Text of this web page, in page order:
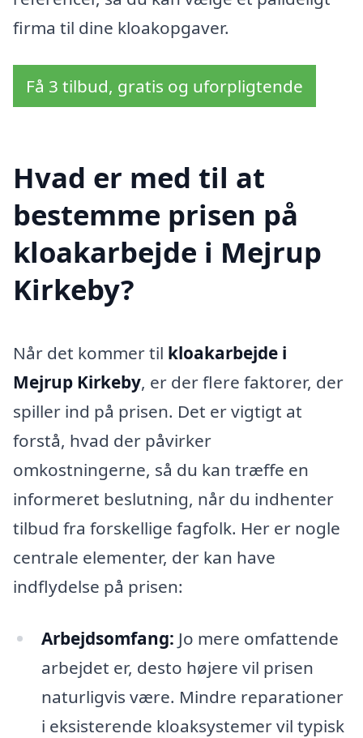
firma til dine kloakopgaver.
Få 3 tilbud, gratis og uforpligtende
Hvad er med til at
bestemme prisen på
kloakarbejde i Mejrup
Kirkeby?
Når det kommer til kloakarbejde i
Mejrup Kirkeby, er der flere faktorer, der
spiller ind på prisen. Det er vigtigt at
forstå, hvad der påvirker
omkostningerne, så du kan træffe en
informeret beslutning, når du indhenter
tilbud fra forskellige fagfolk. Her er nogle
centrale elementer, der kan have
indflydelse på prisen:
Arbejdsomfang: Jo mere omfattende
arbejdet er, desto højere vil prisen
naturligvis være. Mindre reparationer
i eksisterende kloaksystemer vil typisk